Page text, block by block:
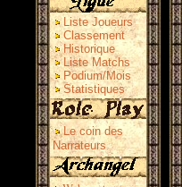
Liste Joueurs
Classement
Historique
Liste Matchs
Podium/Mois
Statistiques
Le coin des
Narrateurs